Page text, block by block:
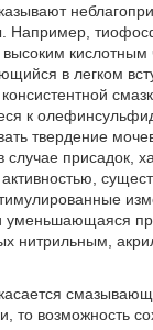
Например,
кислотным
в легком
к
твердение
случае присадок,
уменьшающаяся
нитрильным,
то возможность